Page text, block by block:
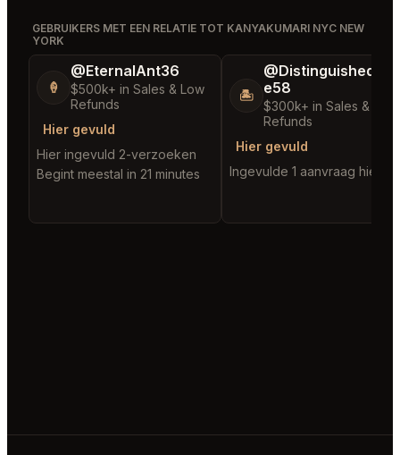
GEBRUIKERS MET EEN RELATIE TOT KANYAKUMARI NYC NEW
YORK
🍦
@EternalAnt36
$500k+ in Sales & Low
Refunds
Hier gevuld
Hier ingevuld 2-verzoeken
Begint meestal in 21 minutes
🏝️
@DistinguishedTre
e58
$300k+ in Sales & Low
Refunds
Hier gevuld
Ingevulde 1 aanvraag hier